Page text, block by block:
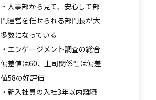
・人事部から見て、安心して部
門運営を任せられる部門長が大
多数になっている
・エンゲージメント調査の総合
偏差値は60、上司関係性は偏差
値58の好評価
・新入社員の入社3年以内離職